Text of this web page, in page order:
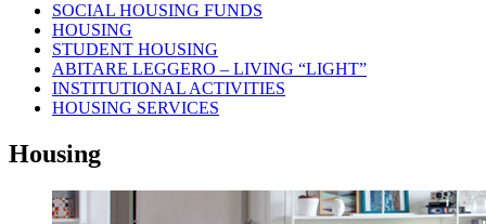
SOCIAL HOUSING FUNDS
HOUSING
STUDENT HOUSING
ABITARE LEGGERO – LIVING “LIGHT”
INSTITUTIONAL ACTIVITIES
HOUSING SERVICES
Housing